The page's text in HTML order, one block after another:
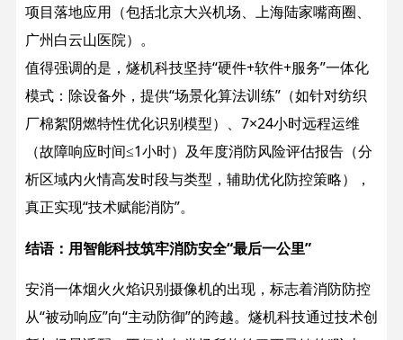
项目落地应用（包括北京大兴机场、上海陆家嘴商圈、
广州白云山医院）。
值得强调的是，燧机科技坚持“硬件+软件+服务”一体化
模式：除设备外，提供“场景化算法训练”（如针对纺织
厂棉絮阴燃特性优化识别模型）、7×24小时远程运维
（故障响应时间≤1小时）及年度消防风险评估报告（分
析区域内火情高发时段与类型，辅助优化防控策略），
真正实现“技术赋能消防”。
结语：用智能科技筑牢消防安全“最后一公里”
安消一体烟火火焰识别摄像机的出现，标志着消防防控
从“被动响应”向“主动防御”的跨越。燧机科技通过技术创